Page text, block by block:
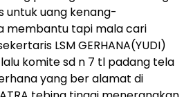
untuk uang kenang-
membantu tapi mala cari
LSM GERHANA(YUDI)
komite sd n 7 tl padang tela
yang ber alamat di